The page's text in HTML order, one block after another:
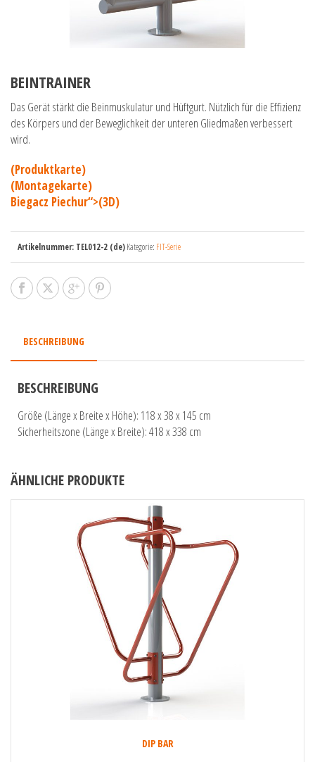
BEINTRAINER
Das Gerät stärkt die Beinmuskulatur und Hüftgurt. Nützlich für die Effizienz
des Körpers und der Beweglichkeit der unteren Gliedmaßen verbessert
wird.
(Produktkarte)
(Montagekarte)
Biegacz Piechur“>(3D)
Artikelnummer: TEL012-2 (de)Kategorie: FIT-Serie
BESCHREIBUNG
BESCHREIBUNG
Größe (Länge x Breite x Höhe): 118 x 38 x 145 cm
Sicherheitszone (Länge x Breite): 418 x 338 cm
ÄHNLICHE PRODUKTE
DIP BAR